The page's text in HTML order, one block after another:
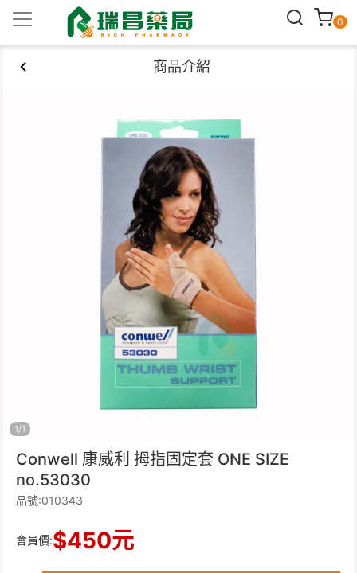
0
商品介紹
1/1
Conwell 康威利 拇指固定套 ONE SIZE
no.53030
品號:010343
會員價:$450元